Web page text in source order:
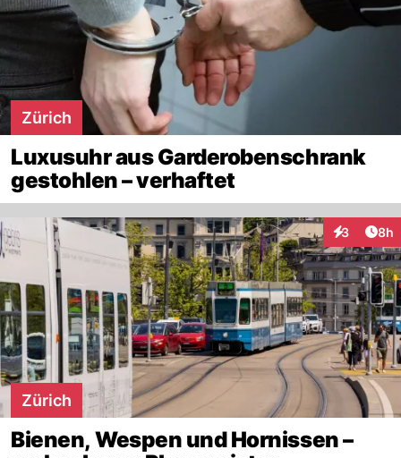
Zürich
Luxusuhr aus Garderobenschrank
gestohlen – verhaftet
3 8h
Zürich
Bienen, Wespen und Hornissen –